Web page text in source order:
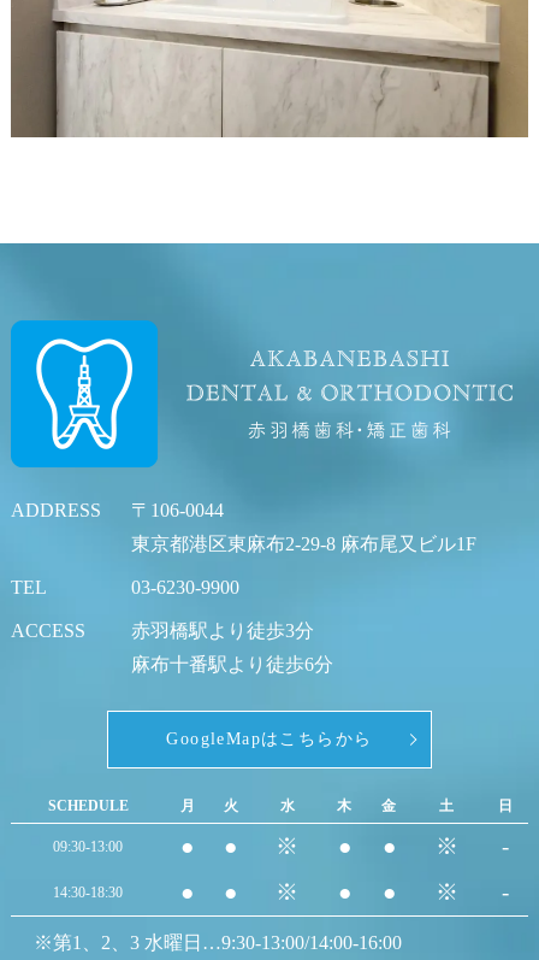
ADDRESS
〒106-0044
東京都港区東麻布2-29-8 麻布尾又ビル1F
TEL 03-6230-9900
ACCESS
赤羽橋駅より徒歩3分
麻布十番駅より徒歩6分
GoogleMapはこちらから
SCHEDULE 月 火 水 木 金 土 日
09:30-13:00 ● ● ※ ● ● ※ -
14:30-18:30 ● ● ※ ● ● ※ -
※第1、2、3 水曜日…9:30-13:00/14:00-16:00